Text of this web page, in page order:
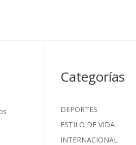
Categorías
DEPORTES
ESTILO DE VIDA
INTERNACIONAL